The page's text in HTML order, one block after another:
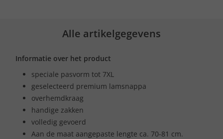
Alle artikelgegevens
Informatie over het product
speciale pasvorm tot 7XL
geselecteerd premium lamsnappa
overhemdkraag
handige zakken
volledig gevoerd
Aan de maat aangepaste lengte ca. 70-81 cm.